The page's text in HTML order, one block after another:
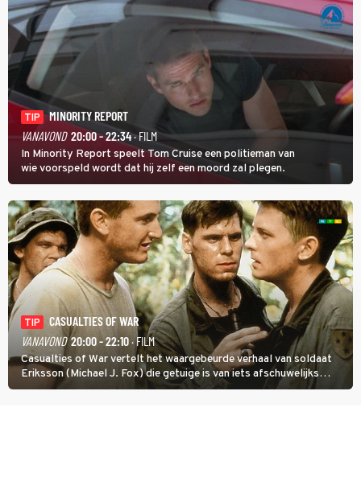
TIP
MINORITY REPORT
VANAVOND 20:00 - 22:34· FILM
In Minority Report speelt Tom Cruise een politieman van
wie voorspeld wordt dat hij zelf een moord zal plegen.
TIP
CASUALTIES OF WAR
VANAVOND 20:00 - 22:10· FILM
Casualties of War vertelt het waargebeurde verhaal van soldaat
Eriksson (Michael J. Fox) die getuige is van iets afschuwelijks
tijdens de Vietnamoorlog. Hij besluit uit de school te klappen.